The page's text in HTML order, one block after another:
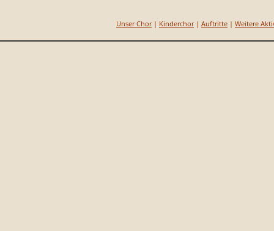
Unser Chor| Kinderchor| Auftritte | Weitere